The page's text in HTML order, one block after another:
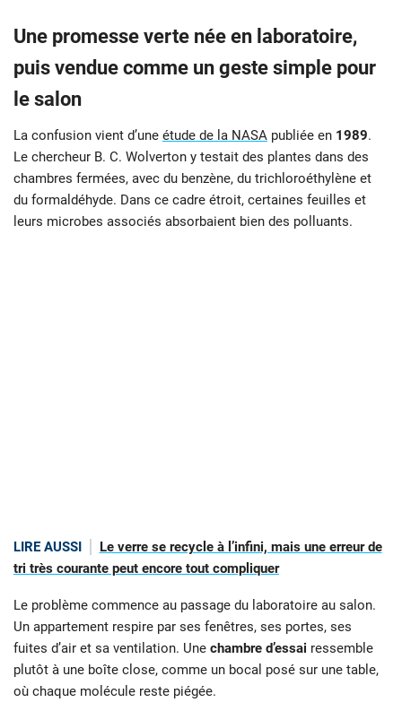
Une promesse verte née en laboratoire,
puis vendue comme un geste simple pour
le salon
La confusion vient d’une étude de la NASA publiée en 1989.
Le chercheur B. C. Wolverton y testait des plantes dans des
chambres fermées, avec du benzène, du trichloroéthylène et
du formaldéhyde. Dans ce cadre étroit, certaines feuilles et
leurs microbes associés absorbaient bien des polluants.
LIRE AUSSI
Le verre se recycle à l’infini, mais une erreur de
tri très courante peut encore tout compliquer
Le problème commence au passage du laboratoire au salon.
Un appartement respire par ses fenêtres, ses portes, ses
fuites d’air et sa ventilation. Une chambre d’essai ressemble
plutôt à une boîte close, comme un bocal posé sur une table,
où chaque molécule reste piégée.